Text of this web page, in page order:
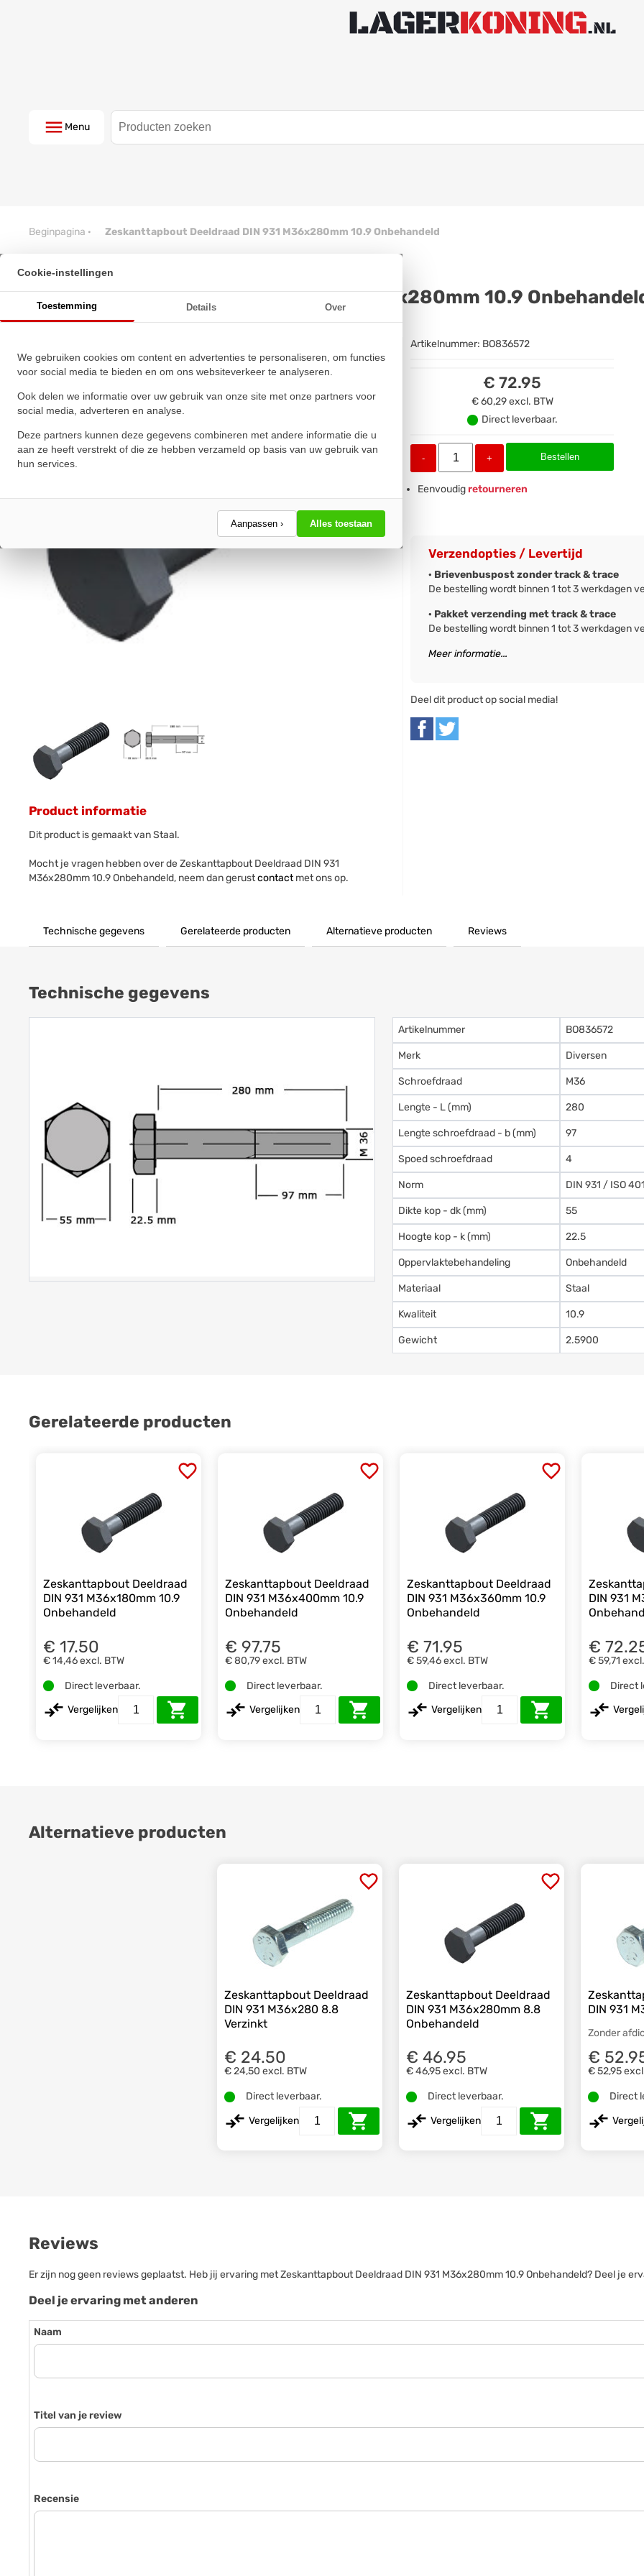
Menu
Beginpagina · Zeskanttapbout Deeldraad DIN 931 M36x280mm 10.9 Onbehandeld
Cookie-instellingen
Toestemming Details Over
We gebruiken cookies om content en advertenties te personaliseren, om functies
voor social media te bieden en om ons websiteverkeer te analyseren.
Ook delen we informatie over uw gebruik van onze site met onze partners voor
social media, adverteren en analyse.
Deze partners kunnen deze gegevens combineren met andere informatie die u
aan ze heeft verstrekt of die ze hebben verzameld op basis van uw gebruik van
hun services.
Aanpassen › Alles toestaan
Zeskanttapbout Deeldraad DIN 931 M36x280mm 10.9
★★★★★
★★★★★
Product informatie
Dit product is gemaakt van Staal.
Mocht je vragen hebben over de Zeskanttapbout Deeldraad DIN 931
M36x280mm 10.9 Onbehandeld, neem dan gerustcontactmet ons op.
Artikelnummer: BO836572
€ 72.95
€ 60,29excl. BTW
Direct leverbaar.
- + Bestellen
Eenvoudigretourneren
Verzendopties / Levertijd
· Brievenbuspost zonder track & trace
De bestelling wordt binnen 1 tot 3 werkdagen
· Pakket verzending met track & trace
De bestelling wordt binnen 1 tot 3 werkdagen
Meer informatie...
Deel dit product op social media!
Technische gegevens Gerelateerde producten Alternatieve producten Reviews
Technische gegevens
Artikelnummer BO836572
Merk Diversen
Schroefdraad M36
Lengte - L (mm) 280
Lengte schroefdraad - b (mm) 97
Spoed schroefdraad 4
Norm DIN 931 / ISO
Dikte kop - dk (mm) 55
Hoogte kop - k (mm) 22.5
Oppervlaktebehandeling Onbehandeld
Materiaal Staal
Kwaliteit 10.9
Gewicht 2.5900
Gerelateerde producten
Zeskanttapbout Deeldraad
DIN 931 M36x180mm 10.9
Onbehandeld
€ 17.50
€ 14,46excl. BTW
Direct leverbaar.
Vergelijken
Zeskanttapbout Deeldraad
DIN 931 M36x400mm 10.9
Onbehandeld
€ 97.75
€ 80,79excl. BTW
Direct leverbaar.
Vergelijken
Zeskanttapbout Deeldraad
DIN 931 M36x360mm 10.9
Onbehandeld
€ 71.95
€ 59,46excl. BTW
Direct leverbaar.
Vergelijken
DIN 931
€
€ 59,71
Direct
Alternatieve producten
Zeskanttapbout Deeldraad
DIN 931 M36x280 8.8
Verzinkt
€ 24.50
€ 24,50 excl. BTW
Direct leverbaar.
Vergelijken
Zeskanttapbout Deeldraad
DIN 931 M36x280mm 8.8
Onbehandeld
€ 46.95
€ 46,95 excl. BTW
Direct leverbaar.
Vergelijken
DIN 931
Zonder
€
€ 52,95
Direct
Reviews
Er zijn nog geen reviews geplaatst. Heb jij ervaring met Zeskanttapbout Deeldraad DIN 931 M36x280mm 10.9 Onbehandeld? Deel je
Deel je ervaring met anderen
Naam
Titel van je review
Recensie